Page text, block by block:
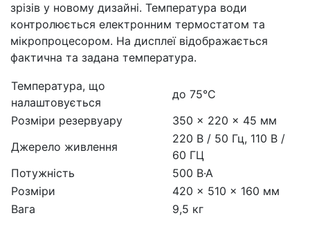
зрізів у новому дизайні. Температура води
контролюється електронним термостатом та
мікропроцесором. На дисплеї відображається
фактична та задана температура.
Температура, що
налаштовується
до 75°С
Розміри резервуару
350 x 220 x 45 мм
Джерело живлення
220 В / 50 Гц, 110 В /
60 ГЦ
Потужність
500 В·А
Розміри
420 × 510 × 160 мм
Вага
9,5 кг